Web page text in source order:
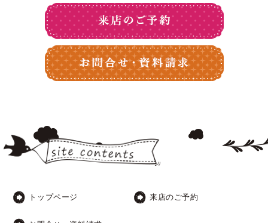
トップページ 来店のご予約